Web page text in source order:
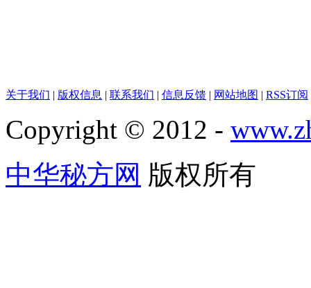
关于我们 | 版权信息 | 联系我们 | 信息反馈 | 网站地图 | RSS订阅
Copyright © 2012 -
中华秘方网 版权所有